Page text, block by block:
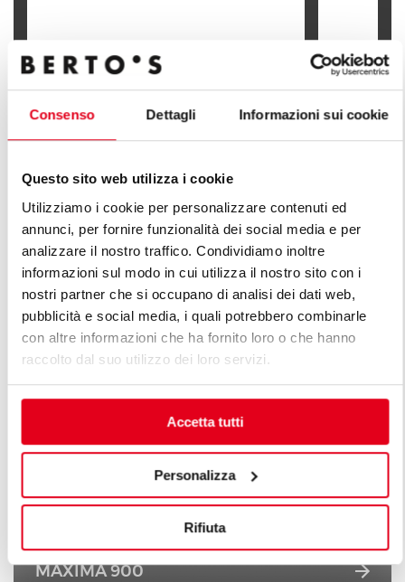
Consenso Dettagli Informazioni sui cookie
Questo sito web utilizza i cookie
Utilizziamo i cookie per personalizzare contenuti ed
annunci, per fornire funzionalità dei social media e per
analizzare il nostro traffico. Condividiamo inoltre
informazioni sul modo in cui utilizza il nostro sito con i
nostri partner che si occupano di analisi dei dati web,
pubblicità e social media, i quali potrebbero combinarle
con altre informazioni che ha fornito loro o che hanno
raccolto dal suo utilizzo dei loro servizi.
Accetta tutti
Personalizza
Rifiuta
ELEKTRO-FRITEUSE - 7 + 7 LITER
(BFLEX STEUERUNG VERSION)
ELEKTRO
ALLE PRODUKTE DER LINIE PLUS
LINIA ENTDECKEN
Eine unbegrenzte Anzahl an Lösungen, um die
Marktanforderungen zu erfüllen. Vielseitige Küchen für
die unterschiedlichsten Produktionsanforderungen.
MAXIMA 900